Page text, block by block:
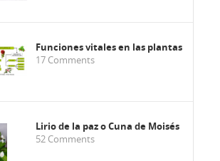
Funciones vitales en las plantas
17 Comments
Lirio de la paz o Cuna de Moisés
52 Comments